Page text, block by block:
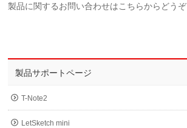
製品に関するお問い合わせはこちらからどうぞ
製品サポートページ
T-Note2
LetSketch mini